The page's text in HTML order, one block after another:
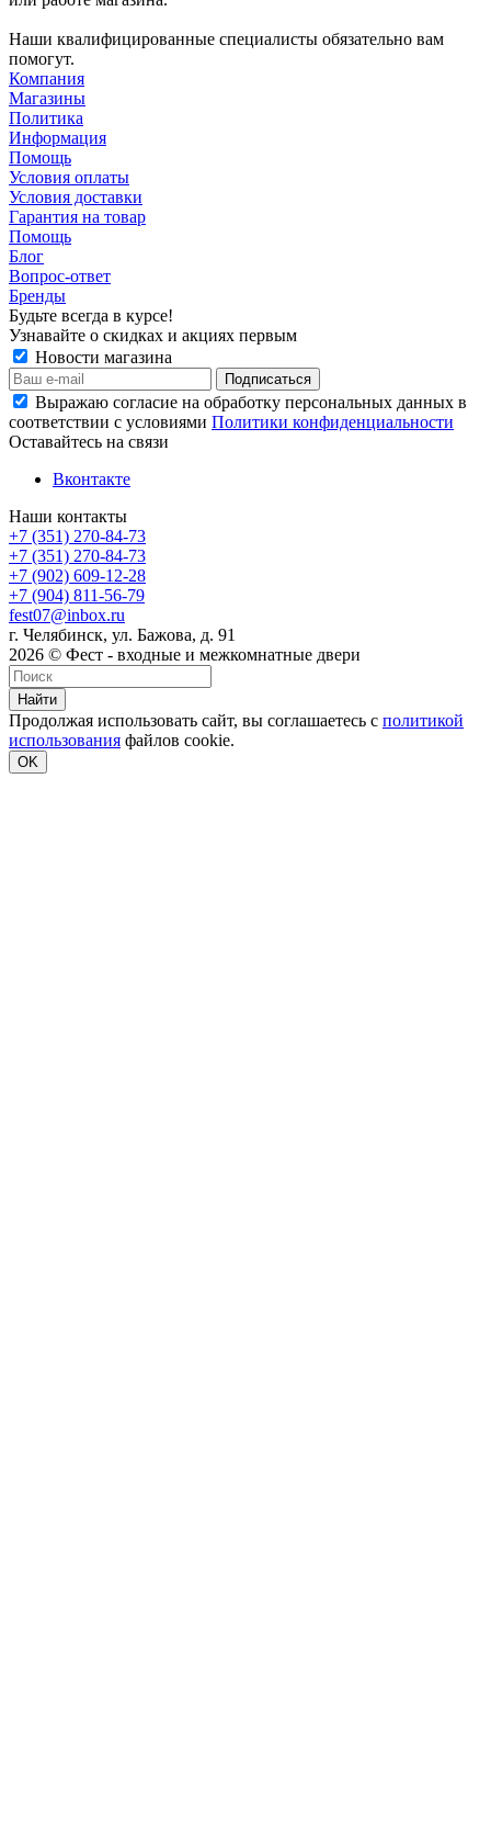
Наши квалифицированные специалисты обязательно вам
помогут.
Компания
Магазины
Политика
Информация
Помощь
Условия оплаты
Условия доставки
Гарантия на товар
Помощь
Блог
Вопрос-ответ
Бренды
Будьте всегда в курсе!
Узнавайте о скидках и акциях первым
Новости магазина
Выражаю согласие на обработку персональных данных в
соответствии с условиями Политики конфиденциальности
Оставайтесь на связи
Вконтакте
Наши контакты
+7 (351) 270-84-73
+7 (351) 270-84-73
+7 (902) 609-12-28
+7 (904) 811-56-79
fest07@inbox.ru
г. Челябинск, ул. Бажова, д. 91
2026 © Фест - входные и межкомнатные двери
Найти
Продолжая использовать сайт, вы соглашаетесь с политикой
использования файлов cookie.
OK